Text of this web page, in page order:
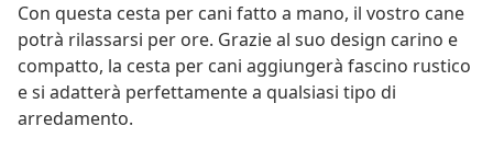
Con questa cesta per cani fatto a mano, il vostro cane
potrà rilassarsi per ore. Grazie al suo design carino e
compatto, la cesta per cani aggiungerà fascino rustico
e si adatterà perfettamente a qualsiasi tipo di
arredamento.